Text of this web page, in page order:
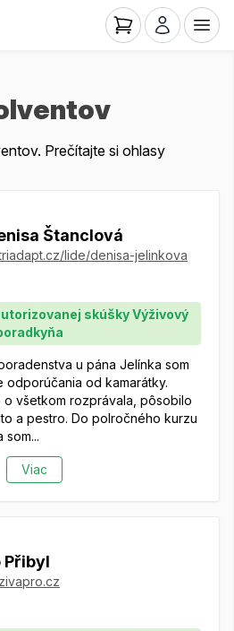
Prečítajte si ohlasy
Štanclová
lide/denisa-jelinkova
skúšky Výživový
u pána Jelínka som
odporúčania od kamarátky.
o všetkom rozprávala, pôsobilo
a pestro. Do polročného kurzu
som...
Viac
Přibyl